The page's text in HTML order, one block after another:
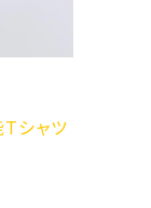
シャツ